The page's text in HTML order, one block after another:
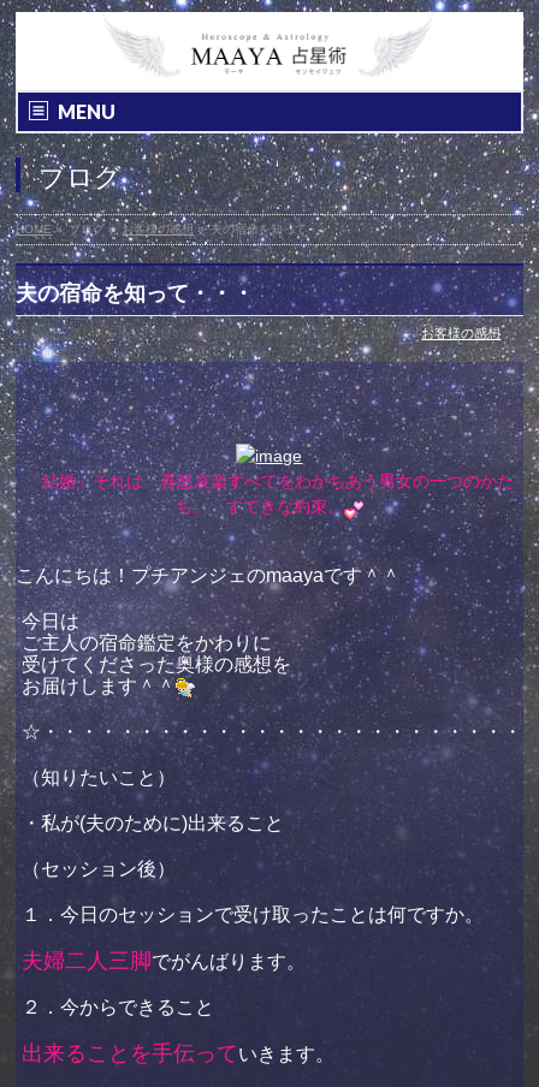
MENU
ブログ
HOME» ブログ » お客様の感想» 夫の宿命を知って・・・
夫の宿命を知って・・・
投稿日 : 2014年6月5日 最終更新日時 : 2014年6月5日 カテゴリー :お客様の感想
「結婚」それは 喜怒哀楽すべてをわかちあう男女の一つのかた
ち。 すてきな約束。
こんにちは！プチアンジェのmaayaです＾＾
今日は
ご主人の宿命鑑定をかわりに
受けてくださった奥様の感想を
お届けします＾＾
☆・・・・・・・・・・・・・・・・・・・・・・・・・
（知りたいこと）
・私が(夫のために)出来ること
（セッション後）
１．今日のセッションで受け取ったことは何ですか。
夫婦二人三脚でがんばります。
２．今からできること
出来ることを手伝っていきます。